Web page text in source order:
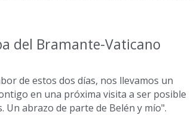
del Bramante-Vaticano
de estos dos días, nos llevamos un
en una próxima visita a ser posible
abrazo de parte de Belén y mío".